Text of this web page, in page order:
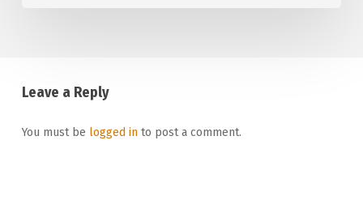
Leave a Reply
You must be logged into post a comment.